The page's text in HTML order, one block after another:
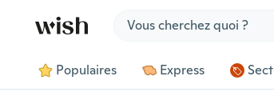
Populaires Express